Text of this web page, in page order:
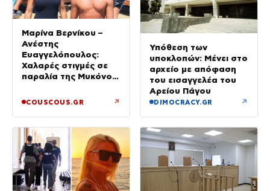
Μαρίνα Βερνίκου –
Ανέστης
Ευαγγελόπουλος:
Χαλαρές στιγμές σε
παραλία της Μυκόνου
COUSCOUS.GR ↗
Υπόθεση των
υποκλοπών: Μένει στο
αρχείο με απόφαση
του εισαγγελέα του
Αρείου Πάγου
DIMOCRACY.GR ↗